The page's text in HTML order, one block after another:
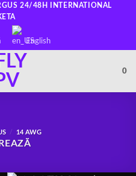
24/48H INTERNATIONAL
English
0
/ 14 AWG